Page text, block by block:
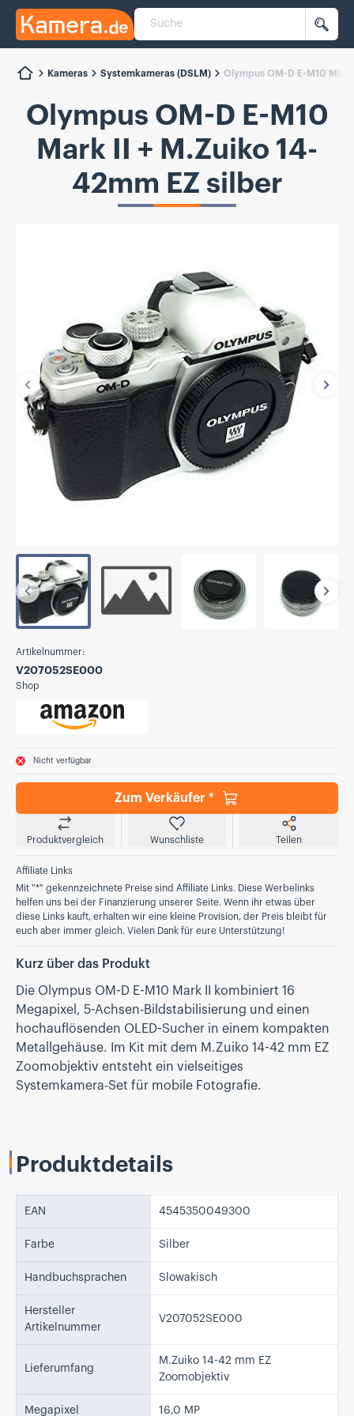
Kamera.de
Suche
Kameras Systemkameras (DSLM) Olympus OM-D E-M10
Olympus OM-D E-M10
Mark II + M.Zuiko 14-
42mm EZ silber
Vorherige
Vorherige
Artikelnummer:
V207052SE000
Shop
Nicht verfügbar
Zum Verkäufer *
Produktvergleich Wunschliste Teilen
Affiliate Links
Mit "*" gekennzeichnete Preise sind Affiliate Links. Diese Werbelinks
helfen uns bei der Finanzierung unserer Seite. Wenn ihr etwas über
diese Links kauft, erhalten wir eine kleine Provision, der Preis bleibt für
euch aber immer gleich. Vielen Dank für eure Unterstützung!
Kurz über das Produkt
Die Olympus OM-D E-M10 Mark II kombiniert 16
Megapixel, 5-Achsen-Bildstabilisierung und einen
hochauflösenden OLED-Sucher in einem kompakten
Metallgehäuse. Im Kit mit dem M.Zuiko 14-42 mm EZ
Zoomobjektiv entsteht ein vielseitiges
Systemkamera-Set für mobile Fotografie.
Produktdetails
EAN 4545350049300
Farbe Silber
Handbuchsprachen Slowakisch
Hersteller
Artikelnummer
V207052SE000
Lieferumfang
M.Zuiko 14-42 mm EZ
Zoomobjektiv
Megapixel 16,0 MP